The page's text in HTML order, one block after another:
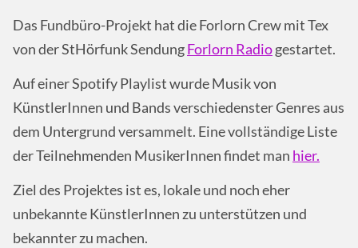
Das Fundbüro-Projekt hat die Forlorn Crew mit Tex
von der StHörfunk SendungForlorn Radiogestartet.
Auf einer Spotify Playlist wurde Musik von
KünstlerInnen und Bands verschiedenster Genres aus
dem Untergrund versammelt. Eine vollständige Liste
der Teilnehmenden MusikerInnen findet man hier.
Ziel des Projektes ist es, lokale und noch eher
unbekannte KünstlerInnen zu unterstützen und
bekannter zu machen.